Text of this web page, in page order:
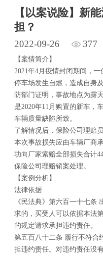
【以案说险】新
担？
2022-09-26 377
【案情简介】
2021年4月疫情封闭期间，
停车场发生自燃，造成自身
防部门证明，事故地点为露
是2020年11月购置的新车，
车辆质量缺陷所致。
了解情况后，保险公司理赔
本次事故损失应由车辆厂商
功向厂家索赔全部损失合计
保险公司理赔销案处理。
【案例分析】
法律依据
《民法典》第六百一十七条
求的，买受人可以依据本法
的规定请求承担违约责任。
第五百八十二条 履行不符合
担违约责任。对违约责任没